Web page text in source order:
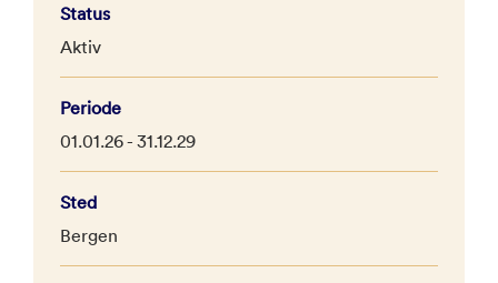
Status
Aktiv
Periode
01.01.26 - 31.12.29
Sted
Bergen